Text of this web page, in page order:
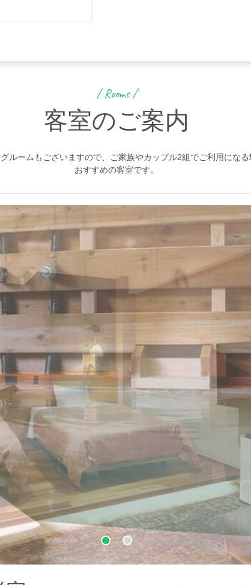
/ Rooms /
客室のご案内
ルームもございますので、ご家族やカップル2組でご利用にな
おすすめの客室です。